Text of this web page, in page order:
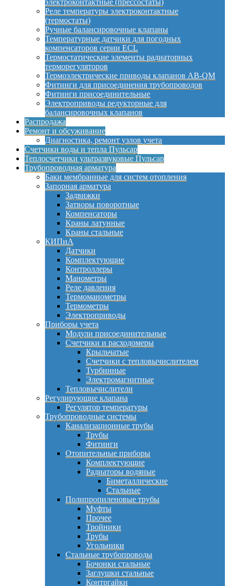
Реле температуры электроконтактные
(термостаты)
Ручные балансировочные клапаны
Температурные датчики для погодных
компенсаторов серии ECL
Термостатические элементы радиаторных
терморегуляторов
Термоэлектрические приводы клапанов AB-QM
Фитинги для присоединения трубопроводов
Фитинги присоединительные
Электроприводы редукторные для
балансировочных клапанов
Распродажа
Ремонт и обсуживание
Диагностика, ремонт узлов учета
Счетчики воды и тепла Пульсар
Теплосчетчики ультразвуковые Пульсар
Трубопроводная арматура
Баки мембранные для систем отопления
Запорная арматура
Задвижки
Затворы поворотные
Компенсаторы
Краны латунные
Краны стальные
КИПиА
Датчики
Комплектующие
Контроллеры
Манометры
Реле давления
Термоманометры
Термометры
Электроприводы
Приборы учета
Модули присоединительные
Счетчики и расходомеры
Крыльчатые
Счетчики с тепловычислителем
Турбинные
Электромагнитные
Тепловычислители
Регулирующие клапана
Регулятор температуры
Трубопроводные системы
Канализационные трубы
Трубы
Фитинги
Отопительные приборы
Комплектующие
Радиаторы водяные
Биметаллические
Стальные
Полипропиленовые трубы
Муфты
Прочее
Тройники
Трубы
Угольники
Стальные трубопроводы
Бочонки стальные
Заглушки стальные
Контргайки